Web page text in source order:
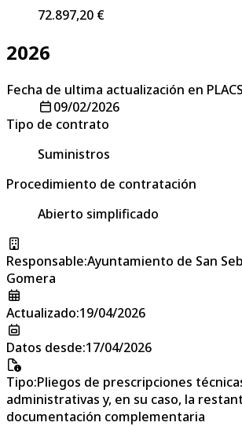
72.897,20 €
2026
Fecha de ultima actualización en
09/02/2026
Tipo de contrato
Suministros
Procedimiento de contratación
Abierto simplificado
Responsable:Ayuntamiento de San
Gomera
Actualizado:19/04/2026
Datos desde:17/04/2026
Tipo:Pliegos de prescripciones
administrativas y, en su caso, la
documentación complementaria